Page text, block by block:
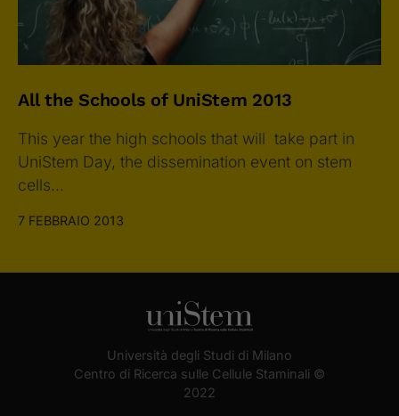
All the Schools of UniStem 2013
This year the high schools that will take part in
UniStem Day, the dissemination event on stem
cells…
7 FEBBRAIO 2013
Università degli Studi di Milano
Centro di Ricerca sulle Cellule Staminali ©
2022